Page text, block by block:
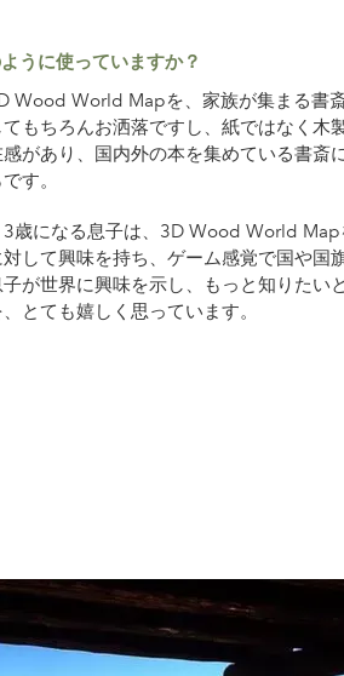
うに使っていますか？
Wood World Mapを、家族が集まる書
てもちろんお洒落ですし、紙ではなく木
感があり、国内外の本を集めている書斎
す。
3歳になる息子は、3D Wood World
して興味を持ち、ゲーム感覚で国や国
子が世界に興味を示し、もっと知りたい
とても嬉しく思っています。